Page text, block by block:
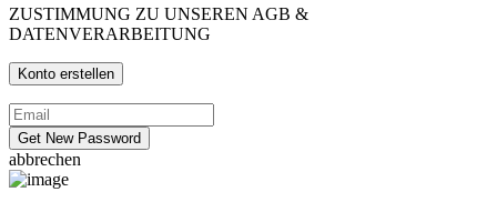
ZUSTIMMUNG ZU UNSEREN AGB &
DATENVERARBEITUNG
abbrechen